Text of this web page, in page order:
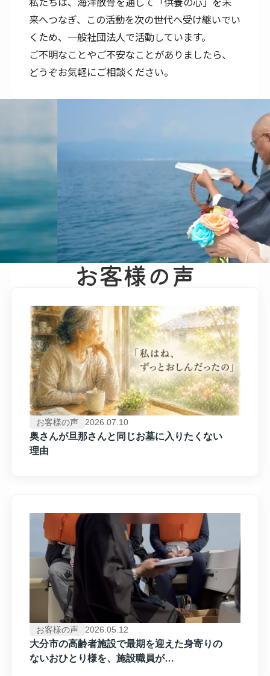
来へつなぎ、この活動を次の世代へ受け継いでい
くため、一般社団法人で活動しています。
ご不明なことやご不安なことがありましたら、
どうぞお気軽にご相談ください。
お客様の​声
お客様の声 2026.07.10
奥さんが​旦那さんと​同じ​お墓に​入りたくない​
理由
お客様の声 2026.05.12
大分市の​高齢者施設で​最期を​迎えた​身寄りの​
ない​おひとり様を、​施設職員が​